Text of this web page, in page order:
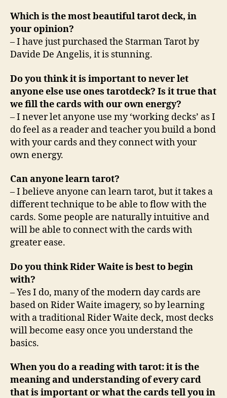
Which is the most beautiful tarot deck, in
your opinion?
– I have just purchased the Starman Tarot by
Davide De Angelis, it is stunning.
Do you think it is important to never let
anyone else use ones tarotdeck? Is it true that
we fill the cards with our own energy?
– I never let anyone use my ‘working decks’ as I
do feel as a reader and teacher you build a bond
with your cards and they connect with your
own energy.
Can anyone learn tarot?
– I believe anyone can learn tarot, but it takes a
different technique to be able to flow with the
cards. Some people are naturally intuitive and
will be able to connect with the cards with
greater ease.
Do you think Rider Waite is best to begin
with?
– Yes I do, many of the modern day cards are
based on Rider Waite imagery, so by learning
with a traditional Rider Waite deck, most decks
will become easy once you understand the
basics.
When you do a reading with tarot: it is the
meaning and understanding of every card
that is important or what the cards tell you in